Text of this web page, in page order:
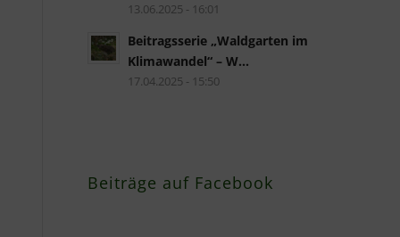
13.06.2025 - 16:01
Beitragsserie „Waldgarten im
Klimawandel“ – W...
17.04.2025 - 15:50
Beiträge auf Facebook